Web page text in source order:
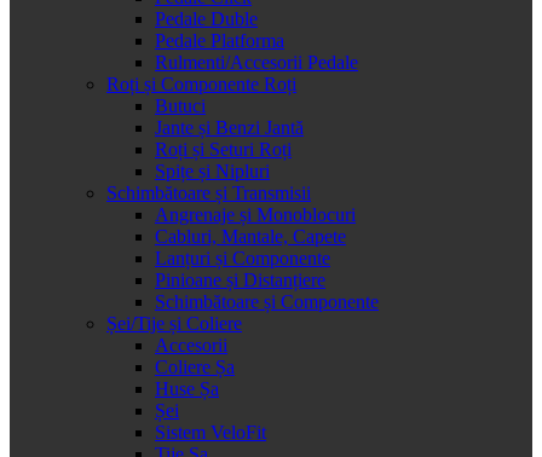
Pedale Duble
Pedale Platforma
Rulmenti/Accesorii Pedale
Roți și Componente Roți
Butuci
Jante și Benzi Jantă
Roți și Seturi Roți
Spițe și Nipluri
Schimbătoare și Transmisii
Angrenaje și Monoblocuri
Cabluri, Mantale, Capete
Lanțuri și Componente
Pinioane și Distanțiere
Schimbătoare și Componente
Șei/Tije și Coliere
Accesorii
Coliere Șa
Huse Șa
Șei
Sistem VeloFit